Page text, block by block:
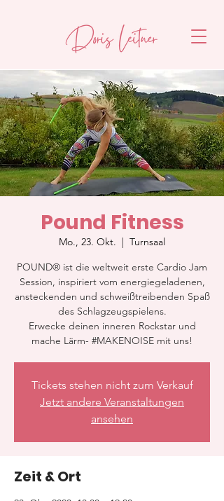
Pound Fitness
Mo., 23. Okt.
  |
Turnsaal
POUND® ist die weltweit erste Cardio Jam
Session, inspiriert vom energiegeladenen,
ansteckenden und schweißtreibenden Spaß
des Schlagzeugspielens.
Erwecke deinen inneren Rockstar und
mache Lärm- #MAKENOISE mit uns!
Tickets stehen nicht zum Verkauf
Jetzt andere Veranstaltungen
ansehen
Zeit & Ort